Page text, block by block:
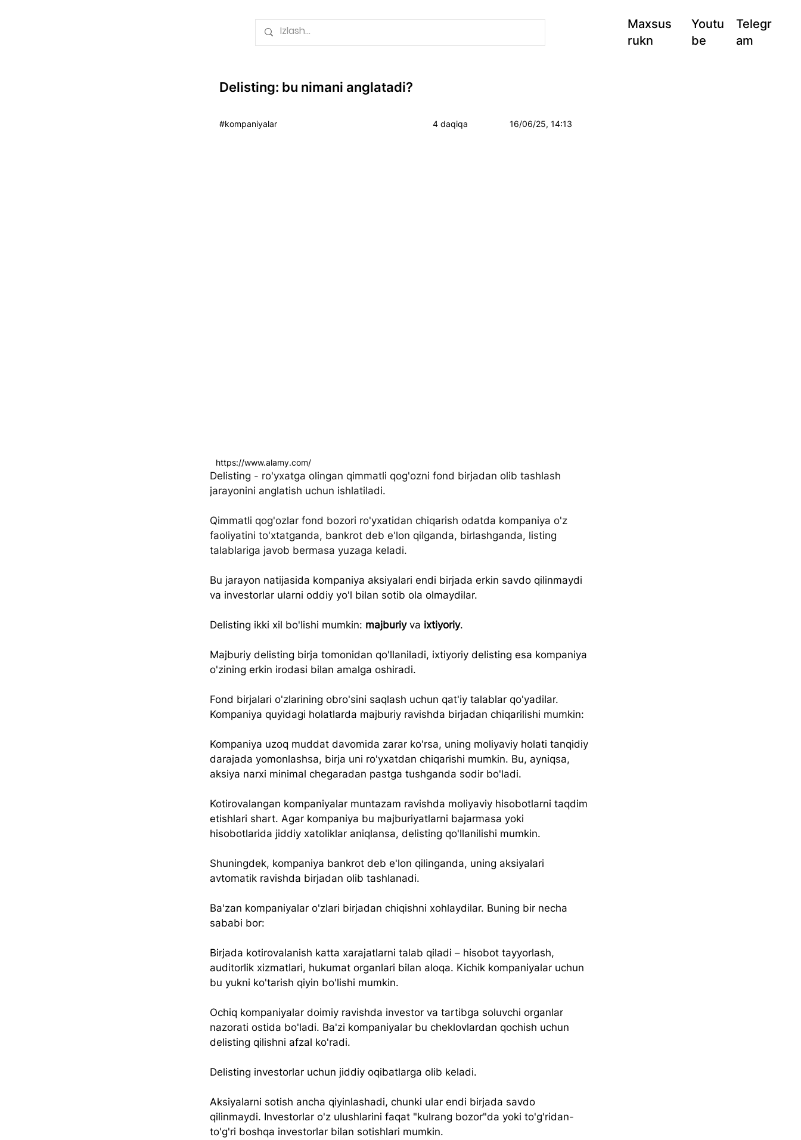
Maxsus
rukn
Telegr
am
Youtu
be
Delisting: bu nimani anglatadi?
#kompaniyalar 4 daqiqa 16/06/25, 14:13
Delisting - ro'yxatga olingan qimmatli qog'ozni fond birjadan olib tashlash
jarayonini anglatish uchun ishlatiladi.
Qimmatli qog'ozlar fond bozori ro'yxatidan chiqarish odatda kompaniya o'z
faoliyatini to'xtatganda, bankrot deb e'lon qilganda, birlashganda, listing
talablariga javob bermasa yuzaga keladi.
Bu jarayon natijasida kompaniya aksiyalari endi birjada erkin savdo qilinmaydi
va investorlar ularni oddiy yo'l bilan sotib ola olmaydilar.
Delisting ikki xil bo'lishi mumkin: majburiy va ixtiyoriy.
Majburiy delisting birja tomonidan qo'llaniladi, ixtiyoriy delisting esa kompaniya
o'zining erkin irodasi bilan amalga oshiradi.
Fond birjalari o'zlarining obro'sini saqlash uchun qat'iy talablar qo'yadilar.
Kompaniya quyidagi holatlarda majburiy ravishda birjadan chiqarilishi mumkin:
Kompaniya uzoq muddat davomida zarar ko'rsa, uning moliyaviy holati tanqidiy
darajada yomonlashsa, birja uni ro'yxatdan chiqarishi mumkin. Bu, ayniqsa,
aksiya narxi minimal chegaradan pastga tushganda sodir bo'ladi.
Kotirovalangan kompaniyalar muntazam ravishda moliyaviy hisobotlarni taqdim
etishlari shart. Agar kompaniya bu majburiyatlarni bajarmasa yoki
hisobotlarida jiddiy xatoliklar aniqlansa, delisting qo'llanilishi mumkin.
Shuningdek, kompaniya bankrot deb e'lon qilinganda, uning aksiyalari
avtomatik ravishda birjadan olib tashlanadi.
Ba'zan kompaniyalar o'zlari birjadan chiqishni xohlaydilar. Buning bir necha
sababi bor:
Birjada kotirovalanish katta xarajatlarni talab qiladi – hisobot tayyorlash,
auditorlik xizmatlari, hukumat organlari bilan aloqa. Kichik kompaniyalar uchun
bu yukni ko'tarish qiyin bo'lishi mumkin.
Ochiq kompaniyalar doimiy ravishda investor va tartibga soluvchi organlar
nazorati ostida bo'ladi. Ba'zi kompaniyalar bu cheklovlardan qochish uchun
delisting qilishni afzal ko'radi.
Delisting investorlar uchun jiddiy oqibatlarga olib keladi.
Aksiyalarni sotish ancha qiyinlashadi, chunki ular endi birjada savdo
qilinmaydi. Investorlar o'z ulushlarini faqat "kulrang bozor"da yoki to'g'ridan-
to'g'ri boshqa investorlar bilan sotishlari mumkin.
https://www.alamy.com/